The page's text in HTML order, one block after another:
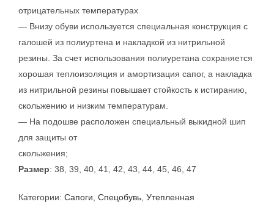
отрицательных температурах
— Внизу обуви используется специальная конструкция с
галошей из полиуртена и накладкой из нитрильной
резины. За счет использования полиуретана сохраняется
хорошая теплоизоляция и амортизация сапог, а накладка
из нитрильной резины повышает стойкость к истиранию,
скольжению и низким температурам.
— На подошве расположен специальный выкидной шип
для защиты от
скольжения;
Размер: 38, 39, 40, 41, 42, 43, 44, 45, 46, 47
Категории: Сапоги Спецобувь Утепленная